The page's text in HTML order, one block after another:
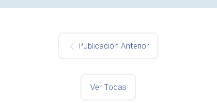
Publicación Anterior
Ver Todas